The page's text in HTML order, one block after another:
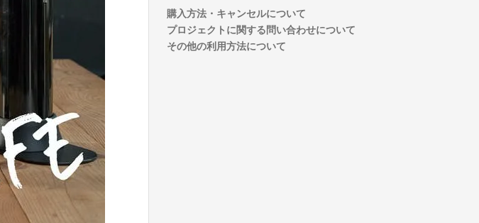
購入方法・キャンセルについて
プロジェクトに関する問い合わせについて
その他の利用方法について